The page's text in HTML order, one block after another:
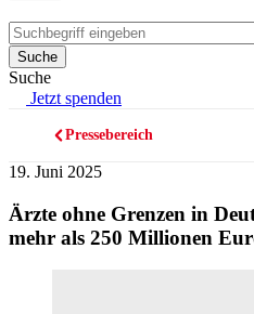
Suche
Jetzt spenden
Pfadnavigation
Pressebereich
19. Juni 2025
Ärzte ohne Grenzen in
mehr als 250 Millionen